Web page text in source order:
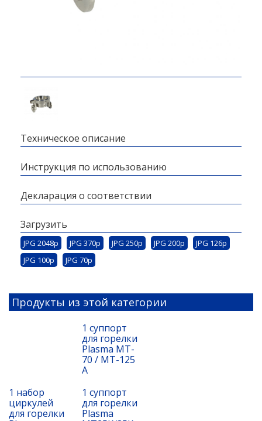
Техническое описание
Инструкция по использованию
Декларация о соответствии
Загрузить
JPG 2048p JPG 370p JPG 250p JPG 200p
JPG 126p
JPG 100p
JPG 70p
Продукты из этой категории
1 суппорт
для горелки
Plasma MT-
70 / MT-125
A
1 набор
циркулей
для горелки
1 суппорт
для горелки
Plasma